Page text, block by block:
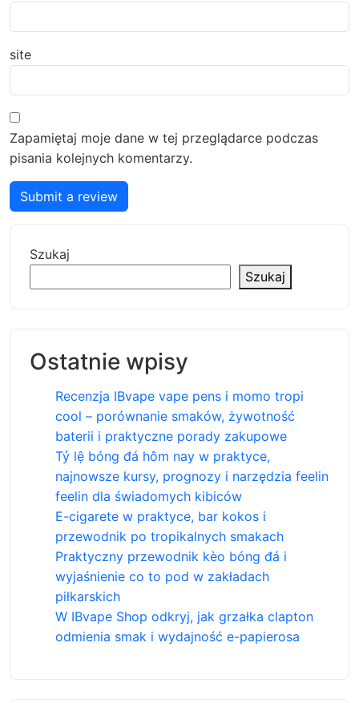
site
Zapamiętaj moje dane w tej przeglądarce podczas
pisania kolejnych komentarzy.
Submit a review
Szukaj
Szukaj
Ostatnie wpisy
Recenzja IBvape vape pens i momo tropi
cool – porównanie smaków, żywotność
baterii i praktyczne porady zakupowe
Tỷ lệ bóng đá hôm nay w praktyce,
najnowsze kursy, prognozy i narzędzia feelin
feelin dla świadomych kibiców
E-cigarete w praktyce, bar kokos i
przewodnik po tropikalnych smakach
Praktyczny przewodnik kèo bóng đá i
wyjaśnienie co to pod w zakładach
piłkarskich
W IBvape Shop odkryj, jak grzałka clapton
odmienia smak i wydajność e-papierosa